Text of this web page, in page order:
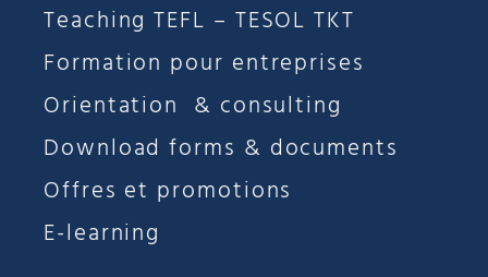
Teaching TEFL – TESOL TKT
Formation pour entreprises
Orientation & consulting
Download forms & documents
Offres et promotions
E-learning